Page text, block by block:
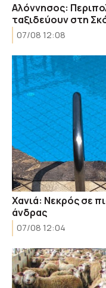
Αλόννησος:
ταξιδεύουν στη
07/08 12:08
Χανιά: Νεκρός σε
άνδρας
07/08 12:04